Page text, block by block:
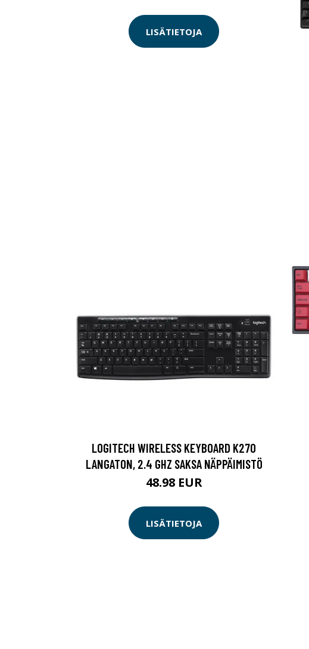
LISÄTIETOJA
LOGITECH WIRELESS KEYBOARD K270
LANGATON, 2.4 GHZ SAKSA NÄPPÄIMISTÖ
48.98 EUR
LISÄTIETOJA